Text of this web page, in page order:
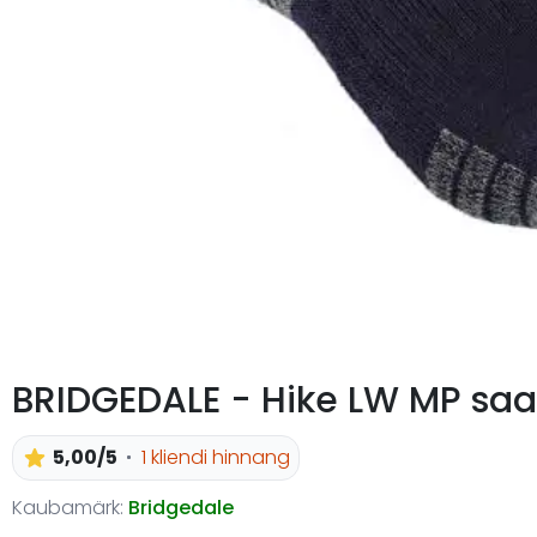
BRIDGEDALE - Hike LW MP
5,00/5
1 kliendi hinnang
Kaubamärk: Bridgedale